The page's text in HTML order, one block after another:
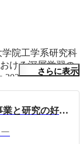
院工学系研究科
ける深層学習の
Enterprise
DL応用講座最優
奨学金などDL
ゴリズムで社会
を掲げACESを
会社を経営しな
さらに表示
博士号取得者3人に聞く、事業と研究の好循環を生み出すには？